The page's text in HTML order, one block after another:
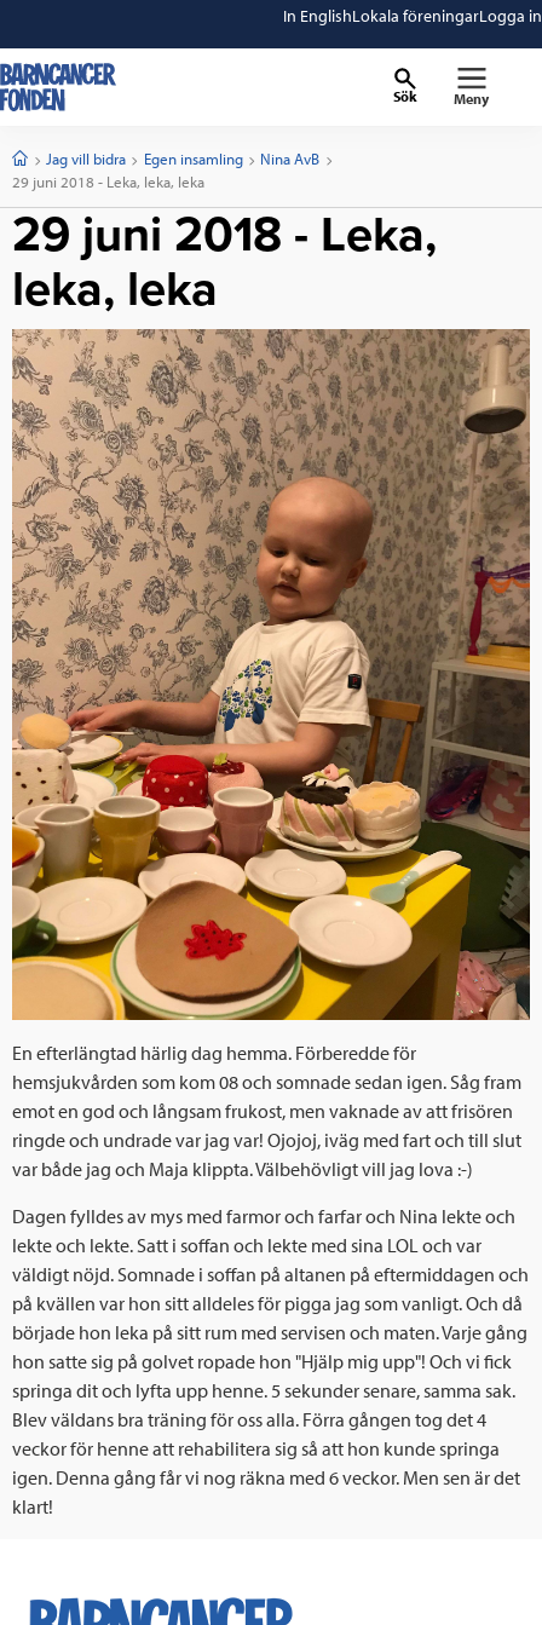
In EnglishLokala föreningarLogga in
Sök Meny
StartJag vill bidra Egen insamling
Nina AvB
Current:
29 juni 2018 - Leka, leka, leka
29 juni 2018 - Leka,
leka, leka
En efterlängtad härlig dag hemma. Förberedde för
hemsjukvården som kom 08 och somnade sedan igen. Såg fram
emot en god och långsam frukost, men vaknade av att frisören
ringde och undrade var jag var! Ojojoj, iväg med fart och till slut
var både jag och Maja klippta. Välbehövligt vill jag lova :-)
Dagen fylldes av mys med farmor och farfar och Nina lekte och
lekte och lekte. Satt i soffan och lekte med sina LOL och var
väldigt nöjd. Somnade i soffan på altanen på eftermiddagen och
på kvällen var hon sitt alldeles för pigga jag som vanligt. Och då
började hon leka på sitt rum med servisen och maten. Varje gång
hon satte sig på golvet ropade hon "Hjälp mig upp"! Och vi fick
springa dit och lyfta upp henne. 5 sekunder senare, samma sak.
Blev väldans bra träning för oss alla. Förra gången tog det 4
veckor för henne att rehabilitera sig så att hon kunde springa
igen. Denna gång får vi nog räkna med 6 veckor. Men sen är det
klart!